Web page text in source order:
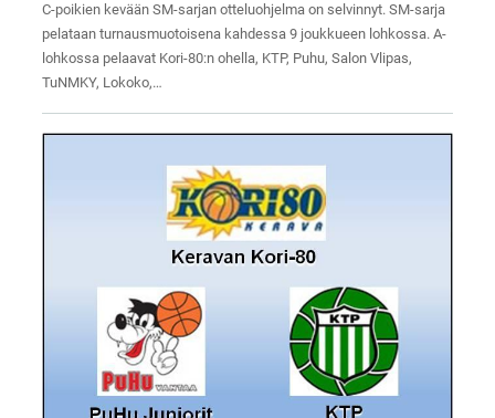
C-poikien kevään SM-sarjan otteluohjelma on selvinnyt. SM-sarja
pelataan turnausmuotoisena kahdessa 9 joukkueen lohkossa. A-
lohkossa pelaavat Kori-80:n ohella, KTP, Puhu, Salon Vlipas,
TuNMKY, Lokoko,…